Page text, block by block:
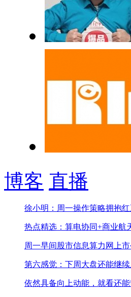
博客 直播
徐小明：周一操作策略拥抱
热点精选：算电协同+商业航
周一早间股市信息算力网上
第六感觉：下周大盘还能继续
依然具备向上动能，就看还能